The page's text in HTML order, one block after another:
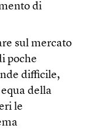
di
sul mercato
poche
difficile,
della
le